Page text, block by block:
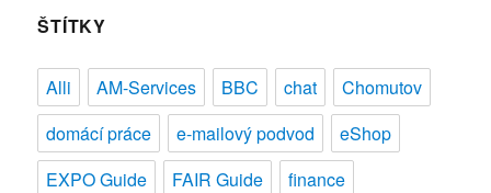
nabízela
fiktivní
prodeje
bytů,
z
lidí
ŠTÍTKY
Alli AM-Services BBC chat
Chomutov
domácí práce
e-mailový podvod
eShop
EXPO Guide
FAIR Guide
finance